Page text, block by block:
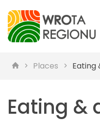
Places Eating
Eating &